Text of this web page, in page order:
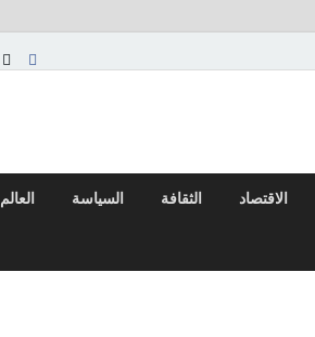
الاقتصاد الثقافة السياسة العالم